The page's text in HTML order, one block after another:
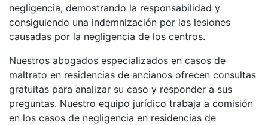
negligencia, demostrando la responsabilidad y
consiguiendo una indemnización por las lesiones
causadas por la negligencia de los centros.
Nuestros abogados especializados en casos de
maltrato en residencias de ancianos ofrecen consultas
gratuitas para analizar su caso y responder a sus
preguntas. Nuestro equipo jurídico trabaja a comisión
en los casos de negligencia en residencias de